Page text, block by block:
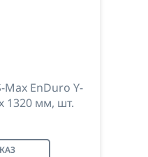
Max EnDuro Y-
1320 мм, шт.